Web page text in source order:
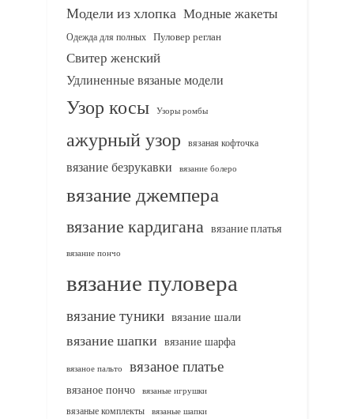
Модели из хлопка Модные жакеты
Одежда для полных Пуловер реглан
Свитер женский
Удлиненные вязаные модели
Узор косы Узоры ромбы
ажурный узор вязаная кофточка
вязание безрукавки вязание болеро
вязание джемпера
вязание кардигана вязание платья
вязание пончо
вязание пуловера
вязание туники вязание шали
вязание шапки вязание шарфа
вязаное пальто вязаное платье
вязаное пончо вязаные игрушки
вязаные комплекты
вязаные шапки